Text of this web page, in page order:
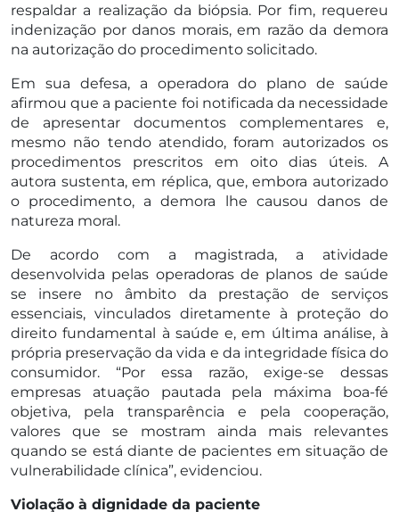
respaldar a realização da biópsia. Por fim, requereu
indenização por danos morais, em razão da demora
na autorização do procedimento solicitado.
Em sua defesa, a operadora do plano de saúde
afirmou que a paciente foi notificada da necessidade
de apresentar documentos complementares e,
mesmo não tendo atendido, foram autorizados os
procedimentos prescritos em oito dias úteis. A
autora sustenta, em réplica, que, embora autorizado
o procedimento, a demora lhe causou danos de
natureza moral.
De acordo com a magistrada, a atividade
desenvolvida pelas operadoras de planos de saúde
se insere no âmbito da prestação de serviços
essenciais, vinculados diretamente à proteção do
direito fundamental à saúde e, em última análise, à
própria preservação da vida e da integridade física do
consumidor. “Por essa razão, exige-se dessas
empresas atuação pautada pela máxima boa-fé
objetiva, pela transparência e pela cooperação,
valores que se mostram ainda mais relevantes
quando se está diante de pacientes em situação de
vulnerabilidade clínica”, evidenciou.
Violação à dignidade da paciente